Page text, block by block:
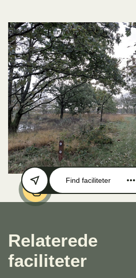
Find faciliteter
Relaterede
faciliteter